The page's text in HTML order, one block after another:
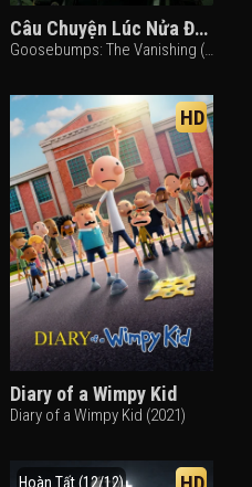
Câu Chuyện Lúc Nửa Đêm (Phần 2)
Goosebumps: The Vanishing (2025)
HD
Diary of a Wimpy Kid
Diary of a Wimpy Kid (2021)
Hoàn Tất (12/12)